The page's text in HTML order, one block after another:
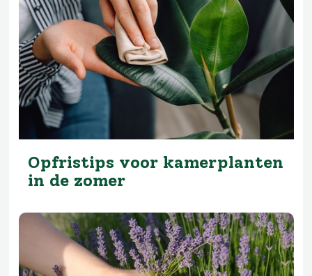
Opfristips voor kamerplanten
in de zomer